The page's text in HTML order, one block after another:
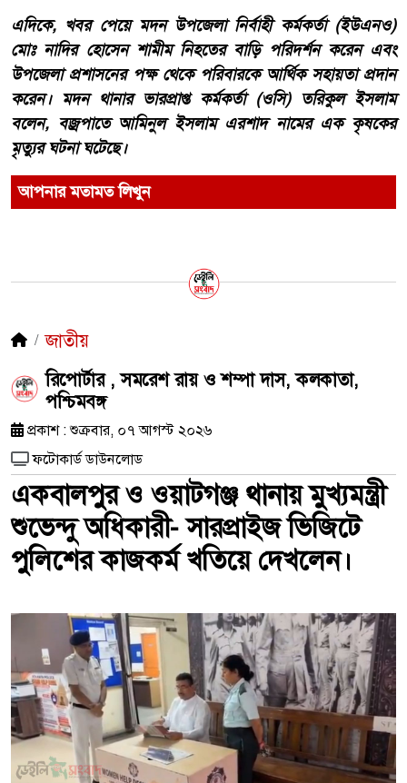
এদিকে, খবর পেয়ে মদন উপজেলা নির্বাহী কর্মকর্তা (ইউএনও)
মোঃ নাদির হোসেন শামীম নিহতের বাড়ি পরিদর্শন করেন এবং
উপজেলা প্রশাসনের পক্ষ থেকে পরিবারকে আর্থিক সহায়তা প্রদান
করেন। মদন থানার ভারপ্রাপ্ত কর্মকর্তা (ওসি) তরিকুল ইসলাম
বলেন, বজ্রপাতে আমিনুল ইসলাম এরশাদ নামের এক কৃষকের
মৃত্যুর ঘটনা ঘটেছে।
আপনার মতামত লিখুন
জাতীয়
রিপোর্টার , সমরেশ রায় ও শম্পা দাস, কলকাতা,
পশ্চিমবঙ্গ
প্রকাশ : শুক্রবার, ০৭ আগস্ট ২০২৬
ফটোকার্ড ডাউনলোড
একবালপুর ও ওয়াটগঞ্জ থানায় মুখ্যমন্ত্রী
শুভেন্দু অধিকারী- সারপ্রাইজ ভিজিটে
পুলিশের কাজকর্ম খতিয়ে দেখলেন।